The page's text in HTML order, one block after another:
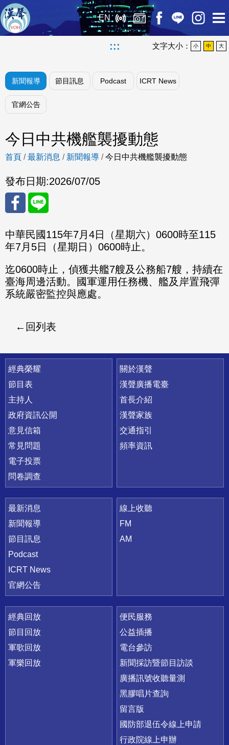
EN
::: 文字大小： 小 中 大
新聞報導 節目訊息 Podcast ICRT News
官網公告
今日中共機艦襲擾動態
首頁 /最新消息 / 新聞報導 /今日中共機艦襲擾動態
發布日期:2026/07/05
分享
至
Fac
eBo
分享
至
Line
中華民國115年7月4日（星期六）0600時至115
年7月5日（星期日）0600時止。
迄0600時止，偵獲共艦7艘及公務船7艘，持續在
臺海周邊活動。國軍運用任務機、艦及岸置飛彈
系統嚴密監控與應處。
回列表
快速連結
經典榮耀
節目表
主持人
政府資訊公開
意見信箱
常見問題
電子投票
問卷調查
關於漢聲
漢聲廣播電臺
首長介紹
漢聲家族
交通指引
頻率資訊
最新消息
新聞報導
節目訊息
Podcast
ICRT News
官網公告
線上收聽
FM
AM
經典回放
節目回放
軍歌回放
軍樂回放
便民服務
公益插播
電台參訪
新聞採訪暨節目訪談
廣播訊號收聽量測
黑膠唱片查詢
留言版
國防部退伍令線上申請
行政院線上申辦